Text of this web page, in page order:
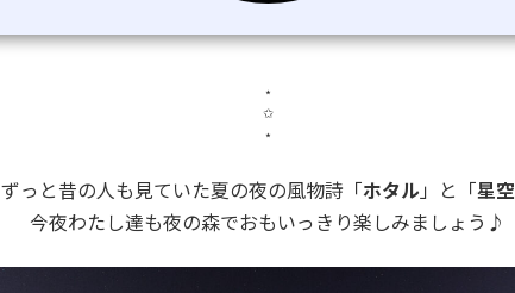
⋆
✩
⋆
ずっと昔の人も見ていた夏の夜の風物詩「ホタル 」と「星空
今夜わたし達も夜の森でおもいっきり楽しみましょう♪